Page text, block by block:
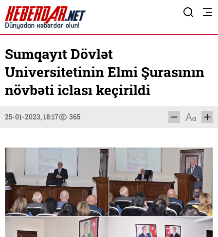
Sumqayıt Dövlət
Universitetinin Elmi Şurasının
növbəti iclası keçirildi
25-01-2023, 18:17 365